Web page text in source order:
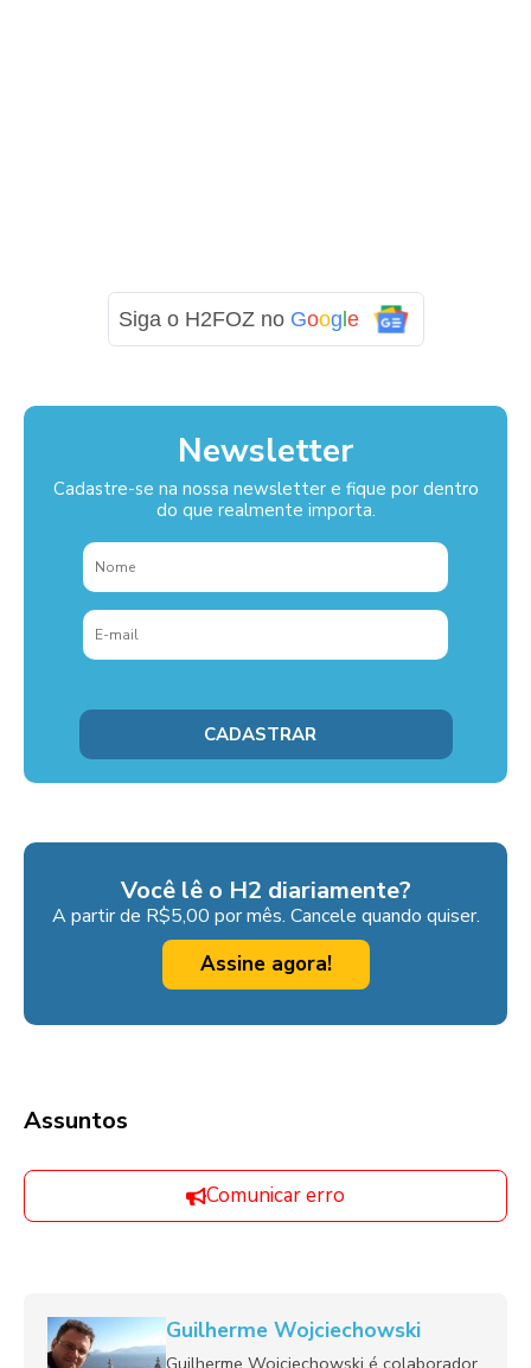
Siga o H2FOZ no Google
Newsletter
Cadastre-se na nossa newsletter e fique por dentro
do que realmente importa.
Você lê o H2 diariamente?
A partir de R$5,00 por mês. Cancele quando quiser.
Assine agora!
Assuntos
Comunicar erro
Guilherme Wojciechowski